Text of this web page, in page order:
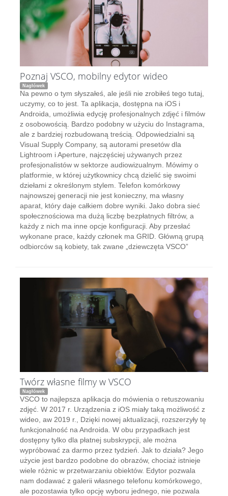
Poznaj VSCO, mobilny edytor wideo
Nagłówek
Na pewno o tym słyszałeś, ale jeśli nie zrobiłeś tego tutaj,
uczymy, co to jest. Ta aplikacja, dostępna na iOS i
Androida, umożliwia edycję profesjonalnych zdjęć i filmów
z osobowością. Bardzo podobny w użyciu do Instagrama,
ale z bardziej rozbudowaną treścią. Odpowiedzialni są
Visual Supply Company, są autorami presetów dla
Lightroom i Aperture, najczęściej używanych przez
profesjonalistów w sektorze audiowizualnym. Mówimy o
platformie, w której użytkownicy chcą dzielić się swoimi
dziełami z określonym stylem. Telefon komórkowy
najnowszej generacji nie jest konieczny, ma własny
aparat, który daje całkiem dobre wyniki. Jako dobra sieć
społecznościowa ma dużą liczbę bezpłatnych filtrów, a
każdy z nich ma inne opcje konfiguracji. Aby przesłać
wykonane prace, każdy członek ma GRID. Główną grupą
odbiorców są kobiety, tak zwane „dziewczęta VSCO”
Twórz własne filmy w VSCO
Nagłówek
VSCO to najlepsza aplikacja do mówienia o retuszowaniu
zdjęć. W 2017 r. Urządzenia z iOS miały taką możliwość z
wideo, aw 2019 r., Dzięki nowej aktualizacji, rozszerzyły tę
funkcjonalność na Androida. W obu przypadkach jest
dostępny tylko dla płatnej subskrypcji, ale można
wypróbować za darmo przez tydzień. Jak to działa? Jego
użycie jest bardzo podobne do obrazów, chociaż istnieje
wiele różnic w przetwarzaniu obiektów. Edytor pozwala
nam dodawać z galerii własnego telefonu komórkowego,
ale pozostawia tylko opcję wyboru jednego, nie pozwala